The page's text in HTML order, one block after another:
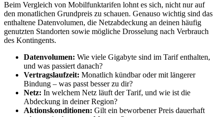
Beim Vergleich von Mobilfunktarifen lohnt es sich, nicht nur auf
den monatlichen Grundpreis zu schauen. Genauso wichtig sind das
enthaltene Datenvolumen, die Netzabdeckung an deinen häufig
genutzten Standorten sowie mögliche Drosselung nach Verbrauch
des Kontingents.
Datenvolumen: Wie viele Gigabyte sind im Tarif enthalten,
und was passiert danach?
Vertragslaufzeit: Monatlich kündbar oder mit längerer
Bindung – was passt besser zu dir?
Netz: In welchem Netz läuft der Tarif, und wie ist die
Abdeckung in deiner Region?
Aktionskonditionen: Gilt ein beworbener Preis dauerhaft